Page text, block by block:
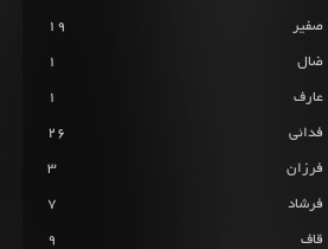
صفیر 19
ضال 1
عارف 1
فدائی 26
فرزان 3
فرشاد 7
قاف 9